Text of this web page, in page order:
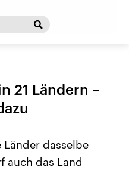
21 Ländern –
Länder dasselbe
auch das Land